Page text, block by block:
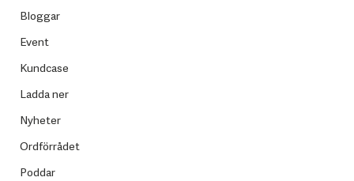
Bloggar
Event
Kundcase
Ladda ner
Nyheter
Ordförrådet
Poddar